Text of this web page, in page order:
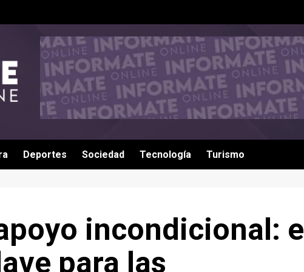
Deportes Sociedad Tecnología Turismo
incondicional: el
para las